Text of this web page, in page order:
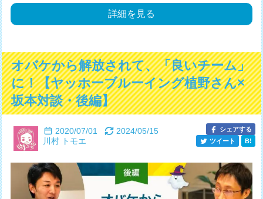
詳細を見る
オバケから解放されて、「良いチーム」
に！【ヤッホーブルーイング植野さん×
坂本対談・後編】
2020/07/01
2024/05/15
川村 トモエ
シェアする
ツイート
B!